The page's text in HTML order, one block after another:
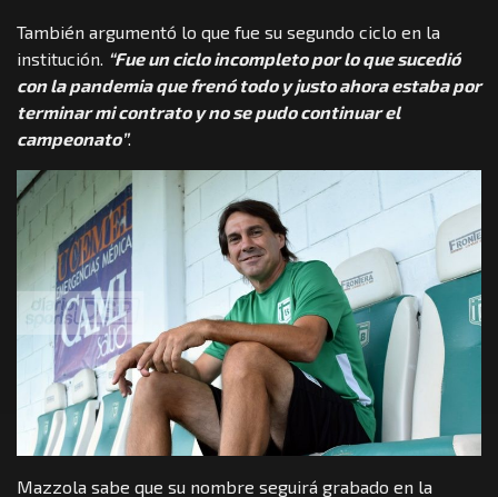
También argumentó lo que fue su segundo ciclo en la
institución. “Fue un ciclo incompleto por lo que sucedió
con la pandemia que frenó todo y justo ahora estaba por
terminar mi contrato y no se pudo continuar el
campeonato”.
Mazzola sabe que su nombre seguirá grabado en la